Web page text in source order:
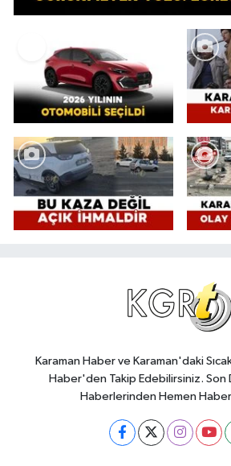
Karaman Haber ve Karaman'daki
Haber'den Takip Edebilirsiniz. Son
Haberlerinden Hemen